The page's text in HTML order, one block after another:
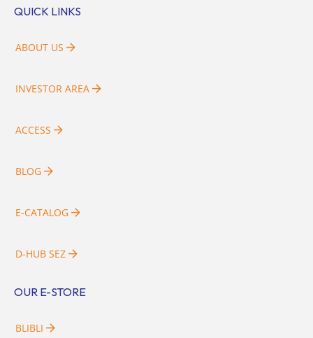
QUICK LINKS
ABOUT US
INVESTOR AREA
ACCESS
BLOG
E-CATALOG
D-HUB SEZ
OUR E-STORE
BLIBLI